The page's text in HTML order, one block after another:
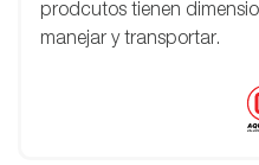
prodcutos tienen
manejar y transportar.